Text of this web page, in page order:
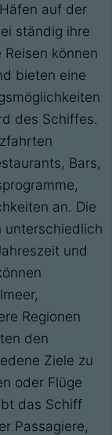
auf der
ständig ihre
können
bieten eine
des Schiffes.
Bars,
an. Die
unterschiedlich
und
Regionen
den
Ziele zu
oder Flüge
das Schiff
Passagiere,